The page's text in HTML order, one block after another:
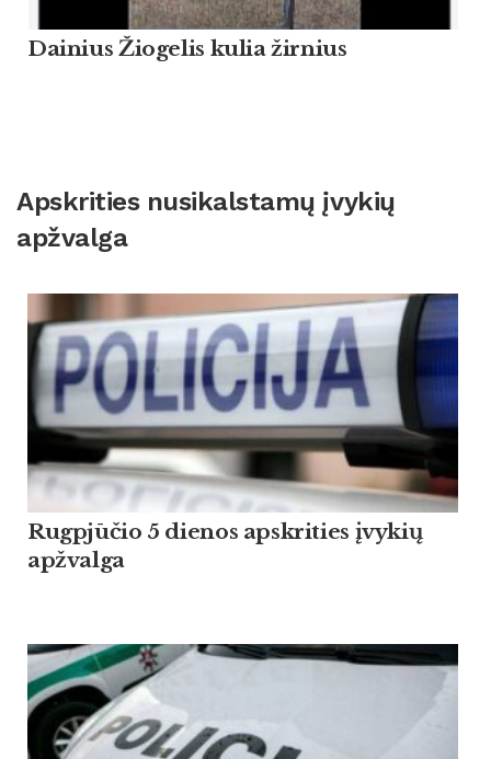
Dainius Žiogelis kulia žirnius
Apskrities nusikalstamų įvykių
apžvalga
Rugpjūčio 5 dienos apskrities įvykių
apžvalga